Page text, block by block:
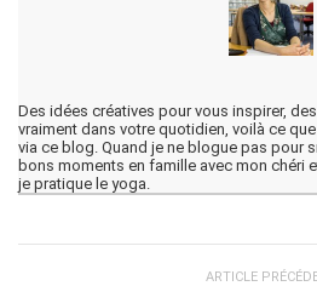
Des idées créatives pour vous inspirer,
vraiment dans votre quotidien, voilà ce
via ce blog. Quand je ne blogue pas pour
bons moments en famille avec mon chéri
je pratique le yoga.
ARTICLE